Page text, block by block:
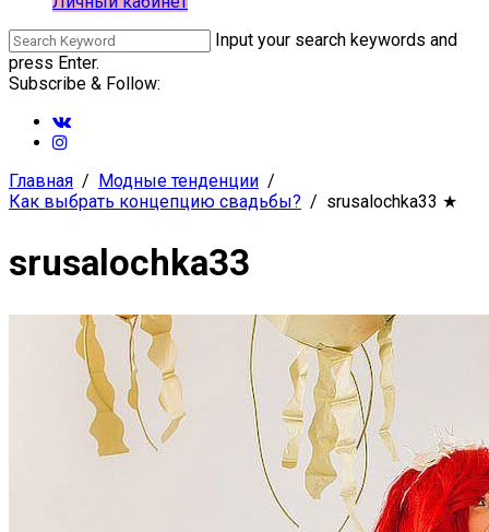
Input your search keywords and
press Enter.
Subscribe & Follow:
Главная
Модные тенденции
Как выбрать концепцию свадьбы?
srusalochka33 ★
srusalochka33